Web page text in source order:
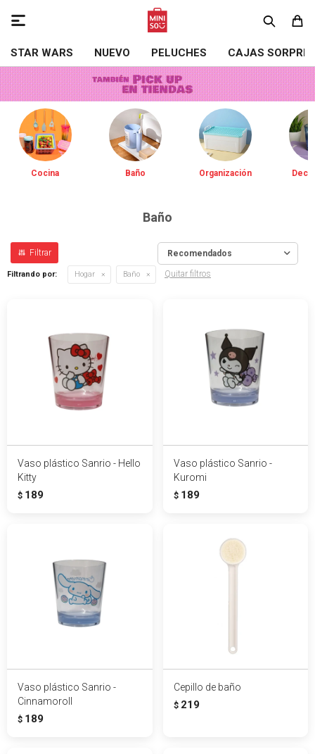
STAR WARS NUEVO PELUCHES CAJAS

Cocina Baño Organización
Baño
Recomendados
Filtrando por: Hogar Baño Quitar filtros
Vaso plástico Sanrio - Hello
Kitty
$ 189
Vaso plástico Sanrio -
Kuromi
$ 189
Vaso plástico Sanrio -
Cinnamoroll
$ 189
Cepillo de baño
$ 219